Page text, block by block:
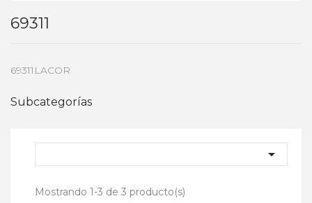
69311
69311LACOR
Subcategorías

Mostrando 1-3 de 3 producto(s)